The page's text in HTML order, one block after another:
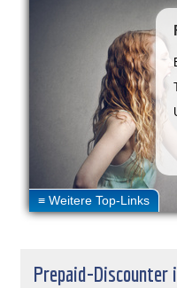
Prepaid-Discounter